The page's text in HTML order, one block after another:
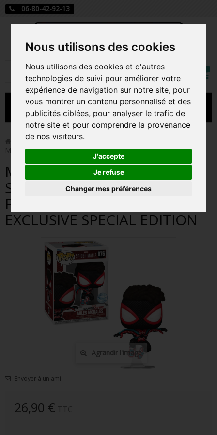
Nous utilisons des cookies
Nous utilisons des cookies et d'autres
technologies de suivi pour améliorer votre
expérience de navigation sur notre site, pour
vous montrer un contenu personnalisé et des
publicités ciblées, pour analyser le trafic de
notre site et pour comprendre la provenance
de nos visiteurs.
J'accepte
Je refuse
Changer mes préférences
06-80-42-92-13
Rechercher
Mon
MENU
CARTE A JOUER
PRÉCOMMANDE FIGURINES POP
FIGURINES POP MANGA
FIGURINES POP DISNEY
FIGURINES POP MARVEL
FIGURINES POP SÉRIE TV
FIGURINES POP AUTRES FILMS
FIGURINES POP SPORTS
FIGURINES POP ANIME
FIGURINES POP HARRY POTTER
FIGURINES POP SEIGNEUR DES ANNEAUX
FIGURINES POP DC COMICS
Funko Pop! > MILES MORALES EVOLVED SUIT / SPIDER-
MAN 2 / FIGURINE FUNKO POP / EXCLUSIVE SPECIAL EDITION
MILES MORALES EVOLVED
SUIT / SPIDER-MAN 2 /
FIGURINE FUNKO POP /
EXCLUSIVE SPECIAL EDITION
Agrandir l'image
Envoyer à un ami
26,90 €